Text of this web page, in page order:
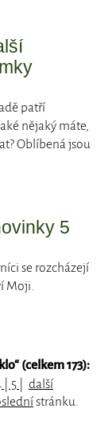
patří
nějaký máte,
Oblíbená jsou
5
se rozcházejí
Moji.
“ (celkem 173):
5
další
stránku.